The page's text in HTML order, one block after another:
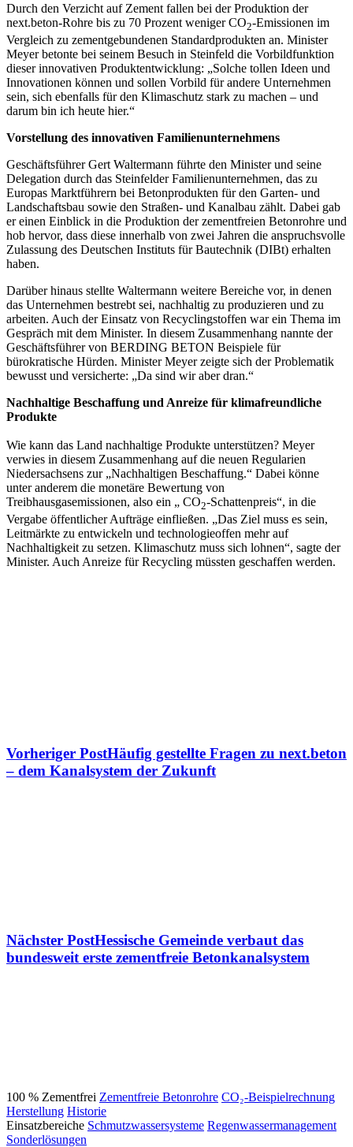
Durch den Verzicht auf Zement fallen bei der Produktion der
next.beton-Rohre bis zu 70 Prozent weniger CO2-Emissionen im
Vergleich zu zementgebundenen Standardprodukten an. Minister
Meyer betonte bei seinem Besuch in Steinfeld die Vorbildfunktion
dieser innovativen Produktentwicklung: „Solche tollen Ideen und
Innovationen können und sollen Vorbild für andere Unternehmen
sein, sich ebenfalls für den Klimaschutz stark zu machen – und
darum bin ich heute hier.“
Vorstellung des innovativen Familienunternehmens
Geschäftsführer Gert Waltermann führte den Minister und seine
Delegation durch das Steinfelder Familienunternehmen, das zu
Europas Marktführern bei Betonprodukten für den Garten- und
Landschaftsbau sowie den Straßen- und Kanalbau zählt. Dabei gab
er einen Einblick in die Produktion der zementfreien Betonrohre und
hob hervor, dass diese innerhalb von zwei Jahren die anspruchsvolle
Zulassung des Deutschen Instituts für Bautechnik (DIBt) erhalten
haben.
Darüber hinaus stellte Waltermann weitere Bereiche vor, in denen
das Unternehmen bestrebt sei, nachhaltig zu produzieren und zu
arbeiten. Auch der Einsatz von Recyclingstoffen war ein Thema im
Gespräch mit dem Minister. In diesem Zusammenhang nannte der
Geschäftsführer von BERDING BETON Beispiele für
bürokratische Hürden. Minister Meyer zeigte sich der Problematik
bewusst und versicherte: „Da sind wir aber dran.“
Nachhaltige Beschaffung und Anreize für klimafreundliche
Produkte
Wie kann das Land nachhaltige Produkte unterstützen? Meyer
verwies in diesem Zusammenhang auf die neuen Regularien
Niedersachsens zur „Nachhaltigen Beschaffung.“ Dabei könne
unter anderem die monetäre Bewertung von
Treibhausgasemissionen, also ein „ CO2-Schattenpreis“, in die
Vergabe öffentlicher Aufträge einfließen. „Das Ziel muss es sein,
Leitmärkte zu entwickeln und technologieoffen mehr auf
Nachhaltigkeit zu setzen. Klimaschutz muss sich lohnen“, sagte der
Minister. Auch Anreize für Recycling müssten geschaffen werden.
Vorheriger PostHäufig gestellte Fragen zu next.beton
– dem Kanalsystem der Zukunft
Nächster PostHessische Gemeinde verbaut das
bundesweit erste zementfreie Betonkanalsystem
100 % Zementfrei Zementfreie Betonrohre CO₂-Beispielrechnung
Herstellung Historie
Einsatzbereiche Schmutzwassersysteme Regenwassermanagement
Sonderlösungen